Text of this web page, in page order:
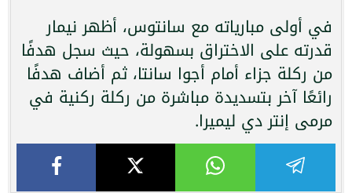
في أولى مبارياته مع سانتوس، أظهر نيمار
قدرته على الاختراق بسهولة، حيث سجل هدفًا
من ركلة جزاء أمام أجوا سانتا، ثم أضاف هدفًا
رائعًا آخر بتسديدة مباشرة من ركلة ركنية في
مرمى إنتر دي ليميرا.